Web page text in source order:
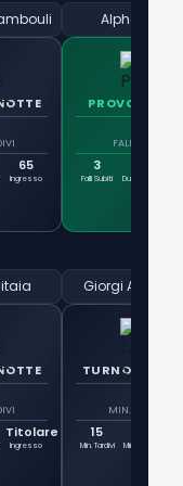
65
Ingresso
Alpha Touré
FALLI SUBITI
3
Falli Subiti Duelli Vinti
Titolare
Ingresso
Giorgi
TURNO DI
MIN. TARDIVI
15
Min. Tardivi Min. Totali